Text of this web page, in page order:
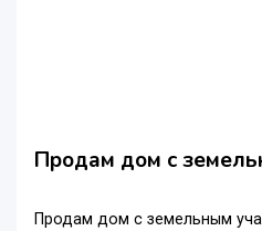
Продам дом с
Продам дом с земельным